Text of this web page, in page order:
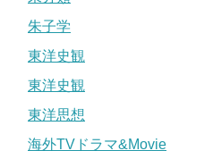
朱子学
東洋史観
東洋史観
東洋思想
海外TVドラマ&Movie